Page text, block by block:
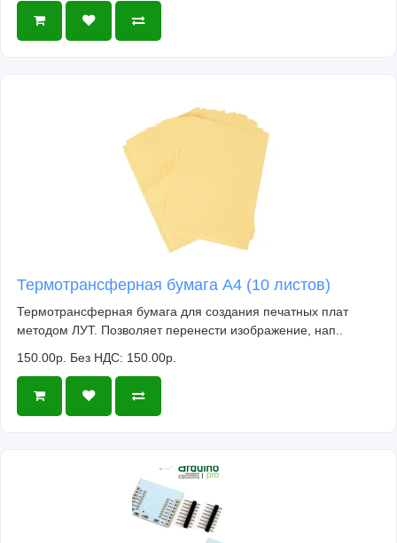
Термотрансферная бумага А4 (10 листов)
Термотрансферная бумага для создания печатных плат
методом ЛУТ. Позволяет перенести изображение, нап..
150.00р. Без НДС: 150.00р.